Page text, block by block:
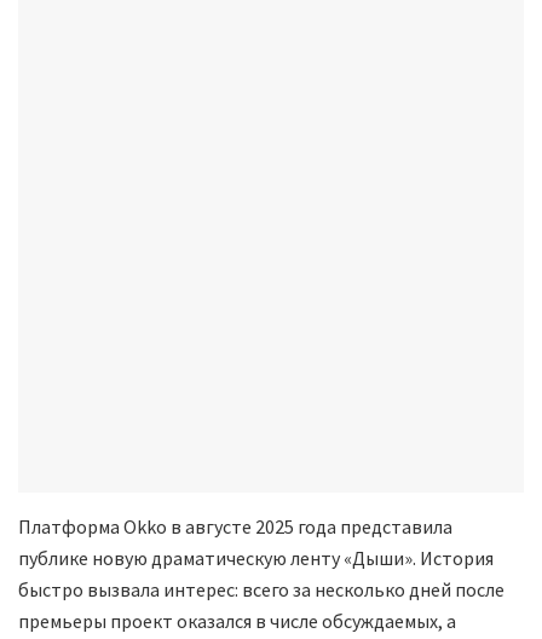
Платформа Okko в августе 2025 года представила
публике новую драматическую ленту «Дыши». История
быстро вызвала интерес: всего за несколько дней после
премьеры проект оказался в числе обсуждаемых, а